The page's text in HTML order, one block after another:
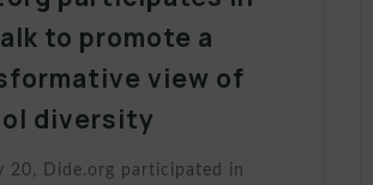
to promote a
view of
diversity
20, Dide.org participated in